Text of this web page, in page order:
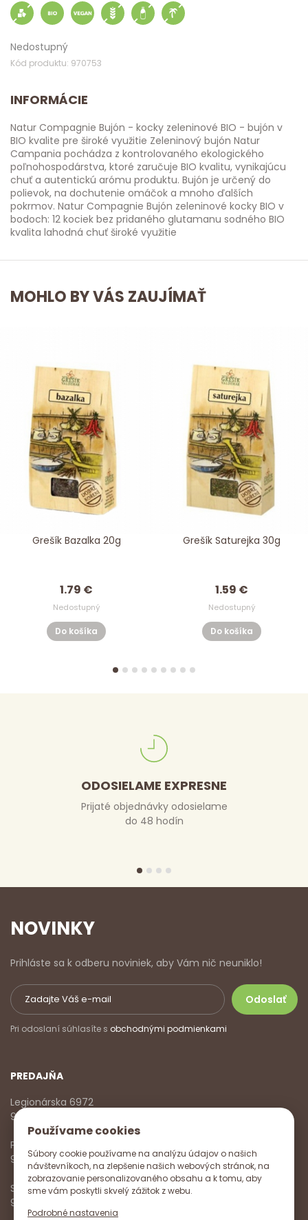
Používame cookies
Súbory cookie používame na analýzu údajov o našich
návštevníkoch, na zlepšenie našich webových stránok, na
zobrazovanie personalizovaného obsahu a k tomu, aby
sme vám poskytli skvelý zážitok z webu.
Podrobné nastavenia
Nedostupný
Kód produktu: 970753
INFORMÁCIE
Natur Compagnie Bujón - kocky zeleninové BIO - bujón v
BIO kvalite pre široké využitie Zeleninový bujón Natur
Campania pochádza z kontrolovaného ekologického
poľnohospodárstva, ktoré zaručuje BIO kvalitu, vynikajúcu
chuť a autentickú arómu produktu. Bujón je určený do
polievok, na dochutenie omáčok a mnoho ďalších
pokrmov. Natur Compagnie Bujón zeleninové kocky BIO v
bodoch: 12 kociek bez pridaného glutamanu sodného BIO
kvalita lahodná chuť široké využitie
MOHLO BY VÁS ZAUJÍMAŤ
Grešík Bazalka 20g
1.79 €
Nedostupný
Do košíka
Grešík Saturejka 30g
1.59 €
Nedostupný
Do košíka
ODOSIELAME EXPRESNE
Prijaté objednávky odosielame
do 48 hodín
NOVINKY
Prihláste sa k odberu noviniek, aby Vám nič neuniklo!
Pri odoslaní súhlasíte s obchodnými podmienkami
PREDAJŇA
Legionárska 6972
911 01 Trenčín
Pondelok - Piatok
9:00 - 17:00
Sobota
9:00 - 12:00